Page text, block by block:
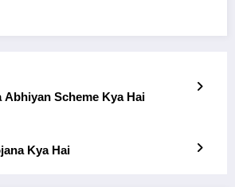
Abhiyan Scheme Kya Hai
Kya Hai